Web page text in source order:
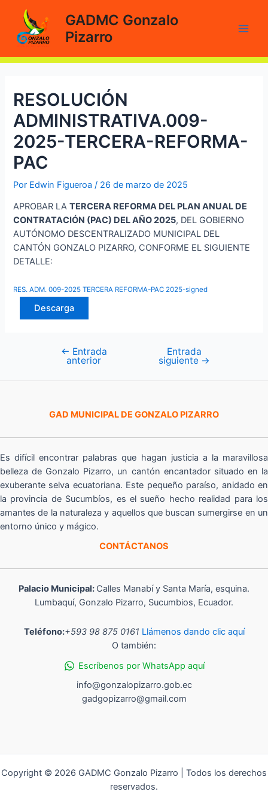
contenido
GADMC Gonzalo
Pizarro
RESOLUCIÓN
ADMINISTRATIVA.009-
2025-TERCERA-REFORMA-
PAC
Por Edwin Figueroa/ 26 de marzo de 2025
APROBAR LATERCERA REFORMA DEL PLAN ANUAL DE
CONTRATACIÓN (PAC) DEL AÑO 2025, DEL GOBIERNO
AUTÓNOMO DESCENTRALIZADO MUNICIPAL DEL
CANTÓN GONZALO PIZARRO, CONFORME EL SIGUIENTE
DETALLE:
RES. ADM. 009-2025 TERCERA REFORMA-PAC 2025-signed
Descarga
Navegación
← Entrada
anterior
Entrada
siguiente →
GAD MUNICIPAL DE GONZALO PIZARRO
Es difícil encontrar palabras que hagan justicia a la maravillosa
belleza de Gonzalo Pizarro, un cantón encantador situado en la
exuberante selva ecuatoriana. Este pequeño paraíso, anidado en
la provincia de Sucumbíos, es el sueño hecho realidad para los
amantes de la naturaleza y aquellos que buscan sumergirse en un
entorno único y mágico.
CONTÁCTANOS
Palacio Municipal: Calles Manabí y Santa María, esquina.
Lumbaquí, Gonzalo Pizarro, Sucumbios, Ecuador.
Teléfono:+593 98 875 0161 Llámenos dando clic aquí
O también:
Escríbenos por WhatsApp aquí
info@gonzalopizarro.gob.ec
gadgopizarro@gmail.com
Copyright © 2026 GADMC Gonzalo Pizarro | Todos los derechos
reservados.